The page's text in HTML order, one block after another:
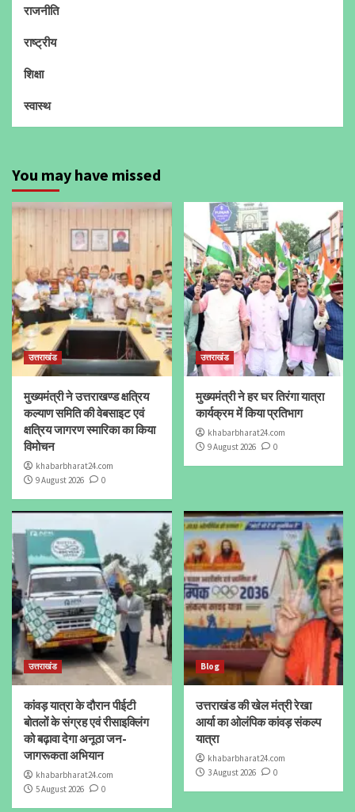
राजनीति
राष्ट्रीय
शिक्षा
स्वास्थ
You may have missed
उत्तराखंड
मुख्यमंत्री ने उत्तराखण्ड क्षत्रिय
कल्याण समिति की वेबसाइट एवं
क्षत्रिय जागरण स्मारिका का किया
विमोचन
khabarbharat24.com
9 August 2026
0
उत्तराखंड
मुख्यमंत्री ने हर घर तिरंगा यात्रा
कार्यक्रम में किया प्रतिभाग
khabarbharat24.com
9 August 2026
0
उत्तराखंड
कांवड़ यात्रा के दौरान पीईटी
बोतलों के संग्रह एवं रीसाइक्लिंग
को बढ़ावा देगा अनूठा जन-
जागरूकता अभियान
khabarbharat24.com
5 August 2026
0
Blog
उत्तराखंड की खेल मंत्री रेखा
आर्या का ओलंपिक कांवड़ संकल्प
यात्रा
khabarbharat24.com
3 August 2026
0